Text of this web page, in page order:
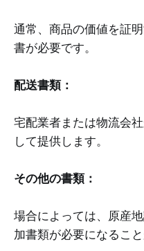
通常、商品の価値を証
書が必要です。
配送書類：
宅配業者または物流会
して提供します。
その他の書類：
場合によっては、原産
加書類が必要になること